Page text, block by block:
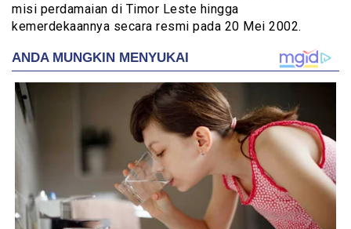
misi perdamaian di Timor Leste hingga
kemerdekaannya secara resmi pada 20 Mei 2002.